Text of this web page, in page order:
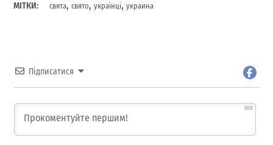
МІТКИ: свята,свято,українці,украина
Підписатися
500